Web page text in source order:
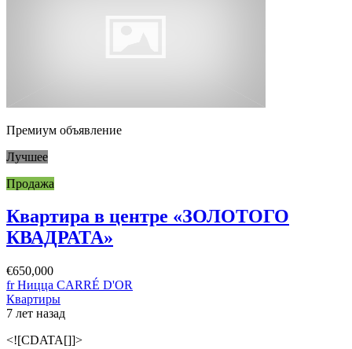
Премиум объявление
Лучшее
Продажа
Квартира в центре «ЗОЛОТОГО
КВАДРАТА»
€650,000
fr Ницца CARRÉ D'OR
Квартиры
7 лет назад
<![CDATA[]]>